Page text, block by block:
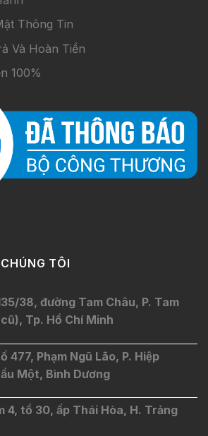
Thông Tin
Và Hoàn Tiền
100%
TÔI
38, đường Tam Châu, P. Tam
Tp. Hồ Chí Minh
477, Phạm Ngũ Lão, P. Hiệp
Một, Bình Dương
4, tổ 30, ấp Thái Hòa, H. Trảng